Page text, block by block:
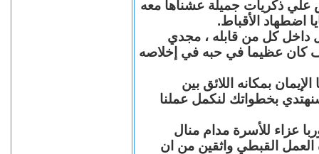
علي ذكريات جميلة عشناها معه
اضطهاد الأقباط.
داخل كل من قابله ، مجدي
عظيما في حبه في إخلاصه
بمكانه اللائق بين
بخطواتك لنكمل عملنا
عزاء للأسرة مدام منال
العمل القبطي واثقين من ان